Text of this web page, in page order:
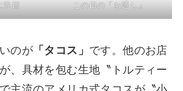
注目 この日の「お通し」
のが「タコス」 です。他のお店
、具材を包む生地〝トルティー